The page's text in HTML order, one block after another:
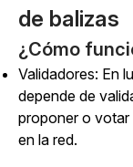
de balizas
¿Cómo
Validadores: En
depende de
proponer o
en la red.